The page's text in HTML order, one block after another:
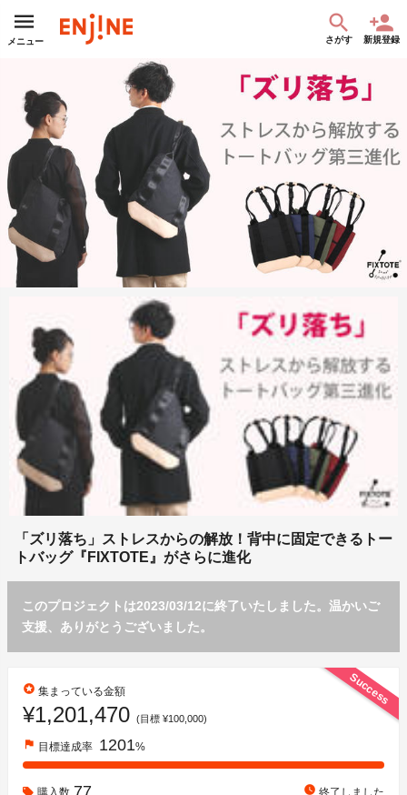
メニュー さがす 新規登録
「ズリ落ち」ストレスからの解放！背中に固定できるトー
トバッグ『FIXTOTE』がさらに進化
このプロジェクトは2023/03/12に終了いたしました。温かいご
支援、ありがとうございました。
Success
stars 集まっている金額
¥1,201,470 (目標 ¥100,000)
flag 目標達成率 1201%
購入数 77 watch_later 終了しました